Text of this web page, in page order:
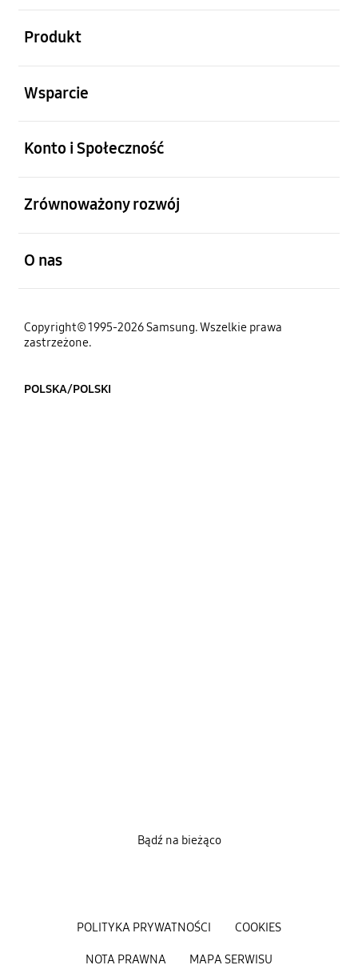
Produkt
Wsparcie
Konto i Społeczność
Zrównoważony rozwój
O nas
Copyright© 1995-2026 Samsung. Wszelkie prawa
zastrzeżone.
POLSKA/POLSKI
POLITYKA PRYWATNOŚCI COOKIES
NOTA PRAWNA MAPA SERWISU
Bądź na bieżąco